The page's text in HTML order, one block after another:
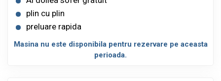
plin cu plin
preluare rapida
Masina nu este disponibila pentru rezervare pe aceasta
perioada.